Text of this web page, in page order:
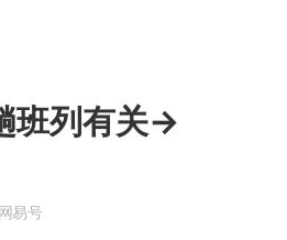
班列有关→
易号